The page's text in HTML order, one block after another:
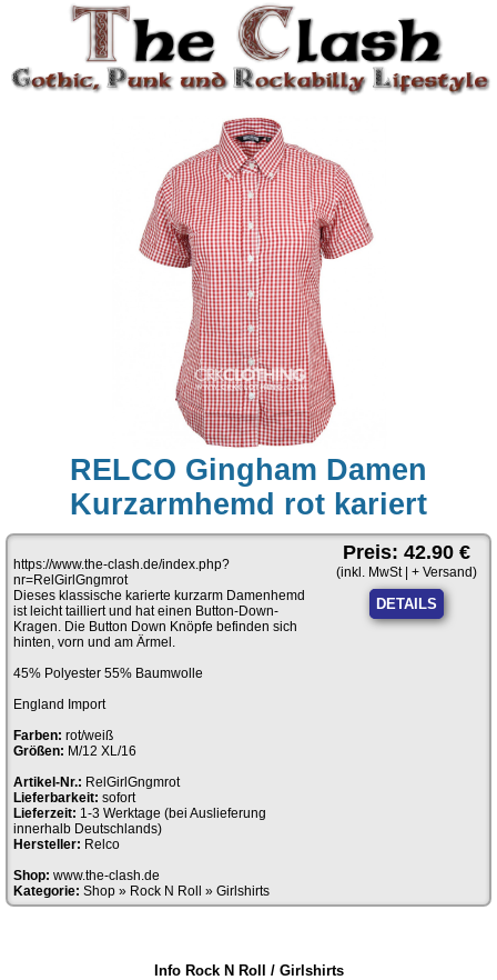
RELCO Gingham Damen
Kurzarmhemd rot kariert
https://www.the-clash.de/index.php?
nr=RelGirlGngmrot
Dieses klassische karierte kurzarm Damenhemd
ist leicht tailliert und hat einen Button-Down-
Kragen. Die Button Down Knöpfe befinden sich
hinten, vorn und am Ärmel.
45% Polyester 55% Baumwolle
England Import
Farben: rot/weiß
Größen: M/12 XL/16
Artikel-Nr.: RelGirlGngmrot
Lieferbarkeit: sofort
Lieferzeit: 1-3 Werktage (bei Auslieferung
innerhalb Deutschlands)
Hersteller: Relco
Shop: www.the-clash.de
Kategorie: Shop » Rock N Roll » Girlshirts
Preis: 42.90 €
(inkl. MwSt | + Versand)
DETAILS
Info Rock N Roll / Girlshirts